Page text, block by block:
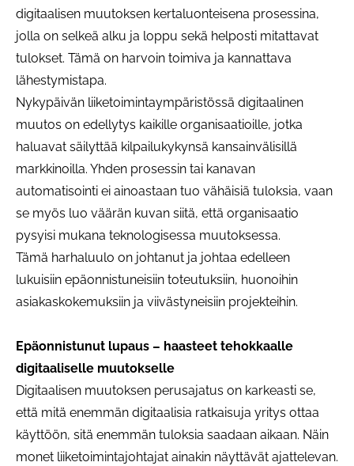
digitaalisen muutoksen kertaluonteisena prosessina,
jolla on selkeä alku ja loppu sekä helposti mitattavat
tulokset. Tämä on harvoin toimiva ja kannattava
lähestymistapa.
Nykypäivän liiketoimintaympäristössä digitaalinen
muutos on edellytys kaikille organisaatioille, jotka
haluavat säilyttää kilpailukykynsä kansainvälisillä
markkinoilla. Yhden prosessin tai kanavan
automatisointi ei ainoastaan tuo vähäisiä tuloksia, vaan
se myös luo väärän kuvan siitä, että organisaatio
pysyisi mukana teknologisessa muutoksessa.
Tämä harhaluulo on johtanut ja johtaa edelleen
lukuisiin epäonnistuneisiin toteutuksiin, huonoihin
asiakaskokemuksiin ja viivästyneisiin projekteihin.
Epäonnistunut lupaus – haasteet tehokkaalle
digitaaliselle muutokselle
Digitaalisen muutoksen perusajatus on karkeasti se,
että mitä enemmän digitaalisia ratkaisuja yritys ottaa
käyttöön, sitä enemmän tuloksia saadaan aikaan. Näin
monet liiketoimintajohtajat ainakin näyttävät ajattelevan.